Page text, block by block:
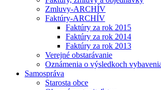
Zmluvy-ARCHÍV
Faktúry-ARCHÍV
Faktúry za rok 2015
Faktúry za rok 2014
Faktúry za rok 2013
Verejné obstarávanie
Oznámenia o výsledkoch
Samospráva
Starosta obce